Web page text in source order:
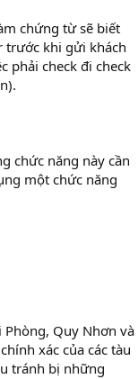
chứng từ sẽ biết
trước khi gửi khách
phải check đi check
chức năng này cần
một chức năng
Quy Nhơn và
xác của các tàu
tránh bị những